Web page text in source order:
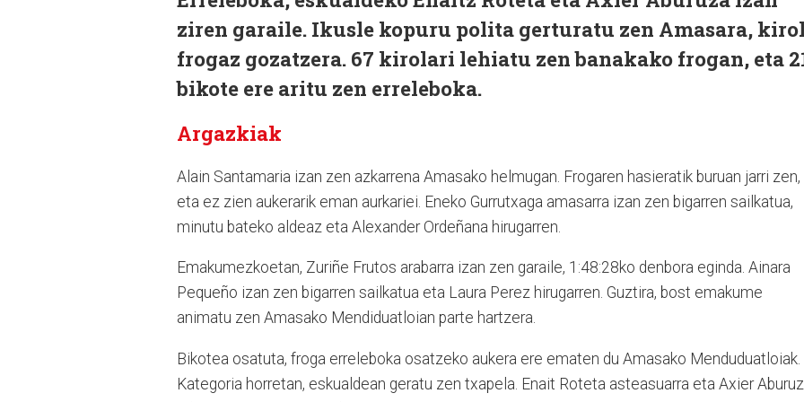
ziren garaile. Ikusle kopuru polita gerturatu zen Amasara, kirol
frogaz gozatzera. 67 kirolari lehiatu zen banakako frogan, eta
bikote ere aritu zen erreleboka.
Argazkiak
Alain Santamaria izan zen azkarrena Amasako helmugan. Frogaren hasieratik buruan jarri zen,
eta ez zien aukerarik eman aurkariei. Eneko Gurrutxaga amasarra izan zen bigarren sailkatua,
minutu bateko aldeaz eta Alexander Ordeñana hirugarren.
Emakumezkoetan, Zuriñe Frutos arabarra izan zen garaile, 1:48:28ko denbora eginda. Ainara
Pequeño izan zen bigarren sailkatua eta Laura Perez hirugarren. Guztira, bost emakume
animatu zen Amasako Mendiduatloian parte hartzera.
Bikotea osatuta, froga erreleboka osatzeko aukera ere ematen du Amasako Menduduatloiak.
Kategoria horretan, eskualdean geratu zen txapela. Enait Roteta asteasuarra eta Axier